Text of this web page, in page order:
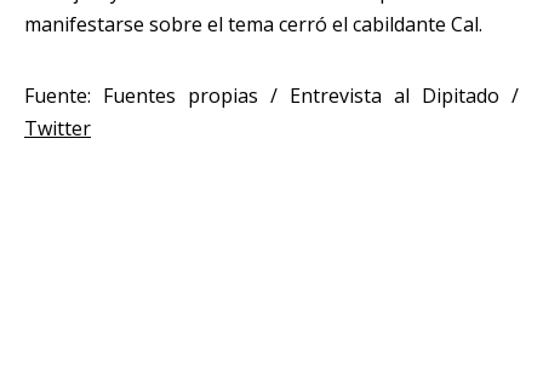
manifestarse sobre el tema cerró el cabildante Cal.
Fuente: Fuentes propias / Entrevista al Dipitado /
Twitter